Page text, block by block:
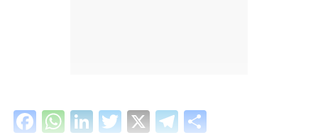
Facebook
WhatsApp
LinkedIn
Twitter
X Telegram